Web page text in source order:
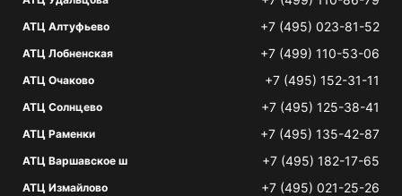
АТЦ Алтуфьево +7 (495) 023-81-52
АТЦ Лобненская +7 (499) 110-53-06
АТЦ Очаково +7 (495) 152-31-11
АТЦ Солнцево +7 (495) 125-38-41
АТЦ Раменки +7 (495) 135-42-87
АТЦ Варшавское ш +7 (495) 182-17-65
АТЦ Измайлово +7 (495) 021-25-26